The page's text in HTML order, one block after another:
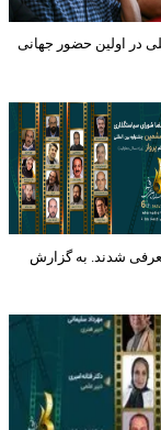
اولین حضور جهانی
شدند. به گزارش